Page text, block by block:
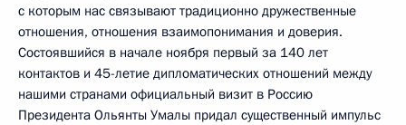
с которым нас связывают традиционно дружественные
отношения, отношения взаимопонимания и доверия.
Состоявшийся в начале ноября первый за 140 лет
контактов и 45-летие дипломатических отношений между
нашими странами официальный визит в Россию
Президента Ольянты Умалы придал существенный импульс